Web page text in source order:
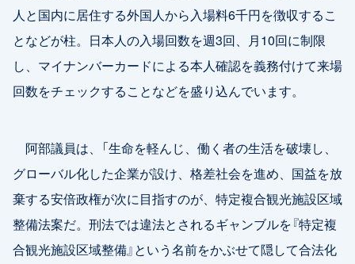
人と国内に居住する外国人から入場料6千円を徴収するこ
となどが柱。日本人の入場回数を週3回、月10回に制限
し、マイナンバーカードによる本人確認を義務付けて来場
回数をチェックすることなどを盛り込んでいます。
阿部議員は、「生命を軽んじ、働く者の生活を破壊し、
グローバル化した企業が設け、格差社会を進め、国益を放
棄する安倍政権が次に目指すのが、特定複合観光施設区域
整備法案だ。刑法では違法とされるギャンブルを『特定複
合観光施設区域整備』という名前をかぶせて隠して合法化